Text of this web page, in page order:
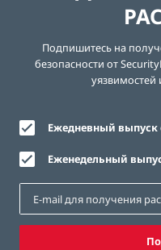
Подпишитесь на
безопасности от
Ежедневный выпуск
Еженедельный